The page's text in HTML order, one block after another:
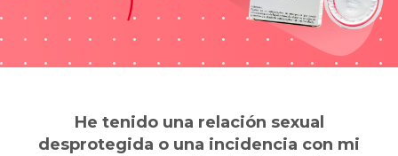
He tenido una relación sexual
desprotegida o una incidencia con mi